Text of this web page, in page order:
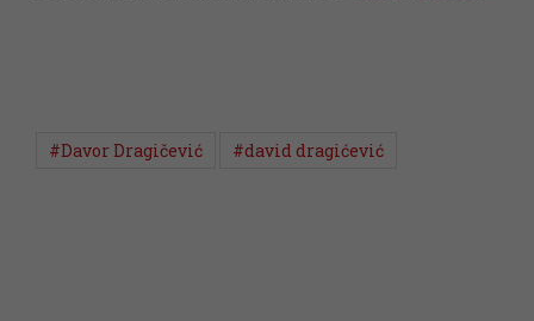
#Davor Dragičević #david dragićević